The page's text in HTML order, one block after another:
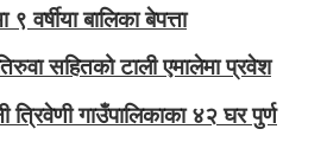
वर्षीया बालिका बेपत्ता
सहितको टाली एमालेमा प्रवेश
त्रिवेणी गाउँपालिकाका ४२ घर पुर्ण